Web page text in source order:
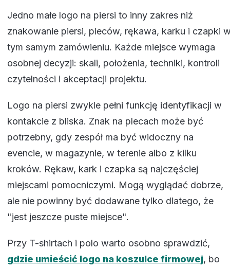
Jedno małe logo na piersi to inny zakres niż
znakowanie piersi, pleców, rękawa, karku i czapki
tym samym zamówieniu. Każde miejsce wymaga
osobnej decyzji: skali, położenia, techniki, kontroli
czytelności i akceptacji projektu.
Logo na piersi zwykle pełni funkcję identyfikacji w
kontakcie z bliska. Znak na plecach może być
potrzebny, gdy zespół ma być widoczny na
evencie, w magazynie, w terenie albo z kilku
kroków. Rękaw, kark i czapka są najczęściej
miejscami pomocniczymi. Mogą wyglądać dobrze,
ale nie powinny być dodawane tylko dlatego, że
"jest jeszcze puste miejsce".
Przy T-shirtach i polo warto osobno sprawdzić,
gdzie umieścić logo na koszulce firmowej, bo